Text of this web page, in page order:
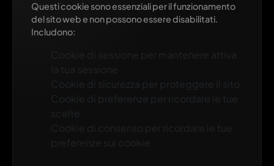
Questi cookie sono essenziali per il funzionamento
del sito web e non possono essere disabilitati.
Includono:
Cookie di sessione per mantenere attiva
la tua sessione
Cookie di sicurezza per proteggere il sito
Cookie di preferenze per ricordare le tue
scelte
Cookie di consenso per ricordare le tue
preferenze sui cookie